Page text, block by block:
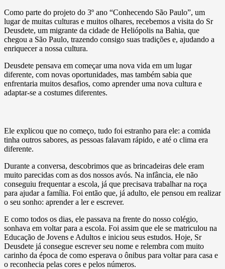
Como parte do projeto do 3º ano “Conhecendo São Paulo”, um
lugar de muitas culturas e muitos olhares, recebemos a visita do Sr
Deusdete, um migrante da cidade de Heliópolis na Bahia, que
chegou a São Paulo, trazendo consigo suas tradições e, ajudando a
enriquecer a nossa cultura.
Deusdete pensava em começar uma nova vida em um lugar
diferente, com novas oportunidades, mas também sabia que
enfrentaria muitos desafios, como aprender uma nova cultura e
adaptar-se a costumes diferentes.
Ele explicou que no começo, tudo foi estranho para ele: a comida
tinha outros sabores, as pessoas falavam rápido, e até o clima era
diferente.
Durante a conversa, descobrimos que as brincadeiras dele eram
muito parecidas com as dos nossos avós. Na infância, ele não
conseguiu frequentar a escola, já que precisava trabalhar na roça
para ajudar a família. Foi então que, já adulto, ele pensou em realizar
o seu sonho: aprender a ler e escrever.
E como todos os dias, ele passava na frente do nosso colégio,
sonhava em voltar para a escola. Foi assim que ele se matriculou na
Educação de Jovens e Adultos e iniciou seus estudos. Hoje, Sr
Deusdete já consegue escrever seu nome e relembra com muito
carinho da época de como esperava o ônibus para voltar para casa e
o reconhecia pelas cores e pelos números.